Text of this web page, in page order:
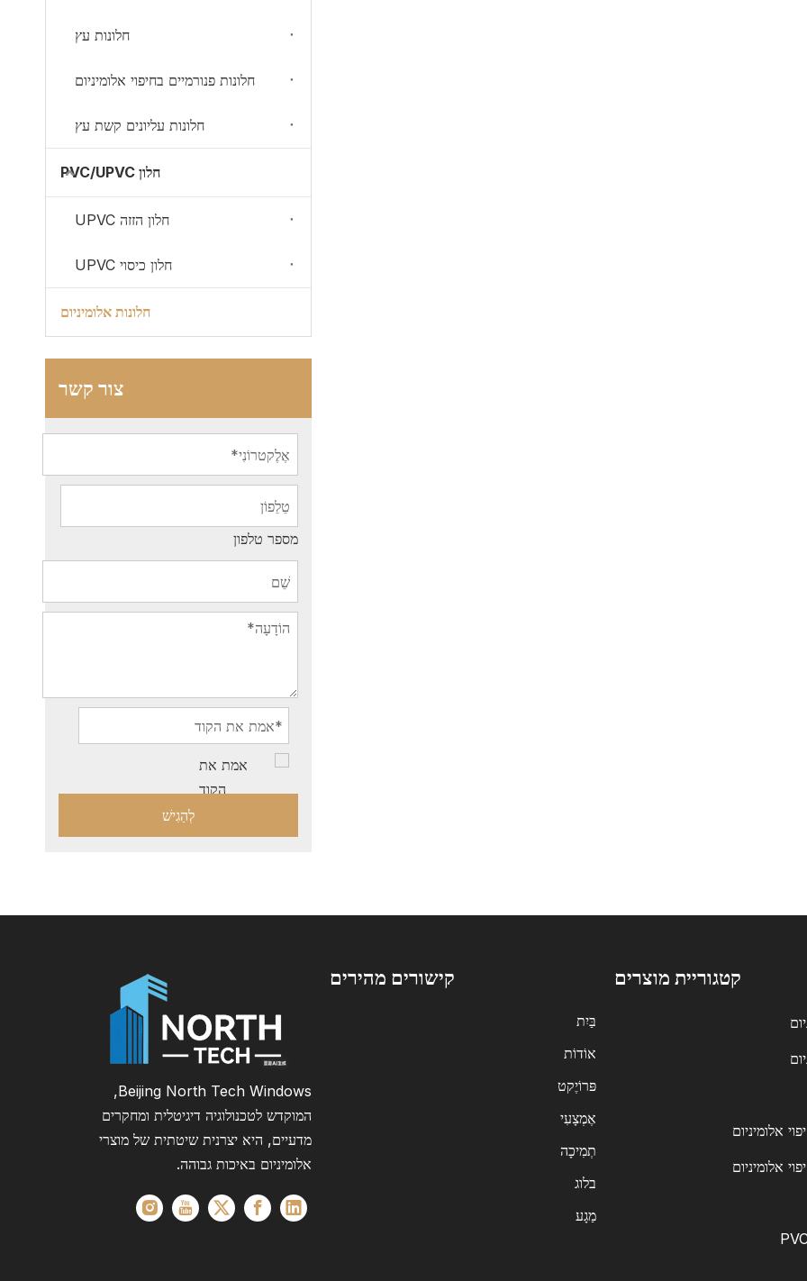
חלונות עץ
חלונות פנורמיים בחיפוי אלומיניום
חלונות עליונים קשת עץ
חלון PVC/UPVC
חלון הזזה UPVC
חלון כיסוי UPVC
חלונות אלומיניום
צור קשר
מספר טלפון
לְהַגִישׁ
Beijing North Tech Windows,
המוקדש לטכנולוגיה דיגיטלית ומחקרים
מדעיים, היא יצרנית שיטתית של מוצרי
אלומיניום באיכות גבוהה.
קישורים מהירים
בַּיִת
אוֹדוֹת
פּרוֹיֶקט
אֶמְצָעִי
תְמִיכָה
בלוג
מַגָע
קטגוריית מוצרים
אלומיניום
אלומיניום